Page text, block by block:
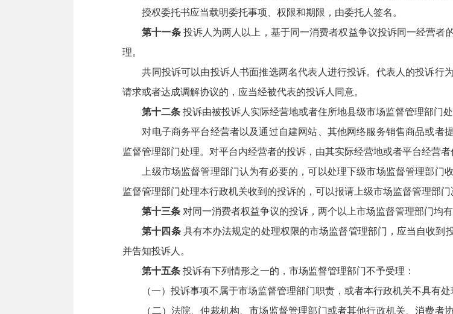
授权委托书应当载明委托事项、权限和期限，由委托人签名。
第十一条投诉人为两人以上，基于同一消费者权益争议投诉同一经营者
理。
共同投诉可以由投诉人书面推选两名代表人进行投诉。代表人的投诉行
请求或者达成调解协议的，应当经被代表的投诉人同意。
第十二条 投诉由被投诉人实际经营地或者住所地县级市场监督管理部门处
对电子商务平台经营者以及通过自建网站、其他网络服务销售商品或者
监督管理部门处理。对平台内经营者的投诉，由其实际经营地或者平台经营者
上级市场监督管理部门认为有必要的，可以处理下级市场监督管理部门
监督管理部门处理本行政机关收到的投诉的，可以报请上级市场监督管理部门
第十三条 对同一消费者权益争议的投诉，两个以上市场监督管理部门均
第十四条具有本办法规定的处理权限的市场监督管理部门，应当自收到
并告知投诉人。
第十五条 投诉有下列情形之一的，市场监督管理部门不予受理：
（一）投诉事项不属于市场监督管理部门职责，或者本行政机关不具有处
（二）法院、仲裁机构、市场监督管理部门或者其他行政机关、消费者